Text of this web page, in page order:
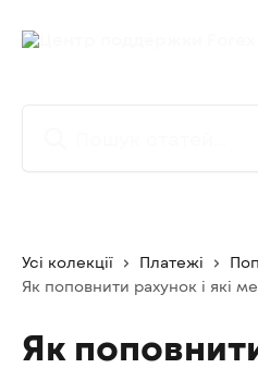
Усі колекції Платежі
Як поповнити рахунок і які
Як